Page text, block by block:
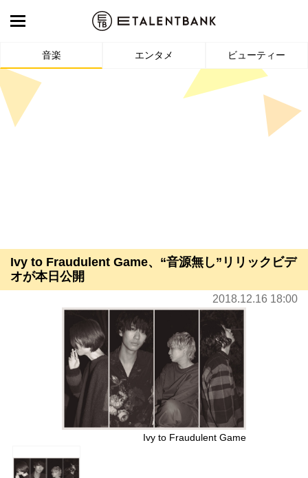
音楽 エンタメ ビューティー
Ivy to Fraudulent Game、“音源無し”リリックビデ
オが本日公開
2018.12.16 18:00
Ivy to Fraudulent Game